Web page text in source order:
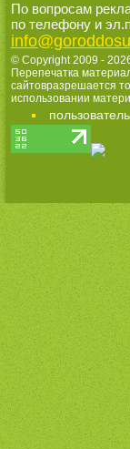
По вопросам
по телефону и
© Copyright 2009 -
Перепечатка
сайтовразрешается
использовании